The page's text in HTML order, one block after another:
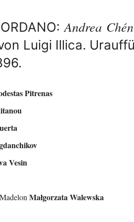
Andrea
Luigi Illica.
Pitrenas
Vesin
Małgorzata Walewska